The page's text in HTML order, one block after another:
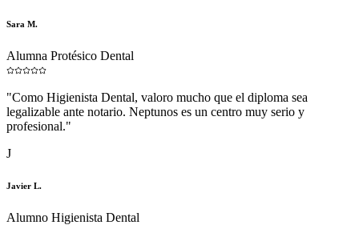
Sara M.
Alumna Protésico Dental
"Como Higienista Dental, valoro mucho que el diploma sea
legalizable ante notario. Neptunos es un centro muy serio y
profesional."
J
Javier L.
Alumno Higienista Dental